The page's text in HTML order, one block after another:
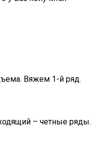
Вяжем 1-й ряд.
– четные ряды.